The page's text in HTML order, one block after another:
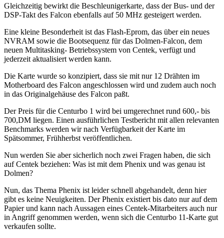
Gleichzeitig bewirkt die Beschleunigerkarte, dass der Bus- und der
DSP-Takt des Falcon ebenfalls auf 50 MHz gesteigert werden.
Eine kleine Besonderheit ist das Flash-Eprom, das über ein neues
NVRAM sowie die Bootsequenz für das Dolmen-Falcon, dem
neuen Multitasking- Betriebssystem von Centek, verfügt und
jederzeit aktualisiert werden kann.
Die Karte wurde so konzipiert, dass sie mit nur 12 Drähten im
Motherboard des Falcon angeschlossen wird und zudem auch noch
in das Originalgehäuse des Falcon paßt.
Der Preis für die Centurbo 1 wird bei umgerechnet rund 600,- bis
700,DM liegen. Einen ausführlichen Testbericht mit allen relevanten
Benchmarks werden wir nach Verfügbarkeit der Karte im
Spätsommer, Frühherbst veröffentlichen.
Nun werden Sie aber sicherlich noch zwei Fragen haben, die sich
auf Centek beziehen: Was ist mit dem Phenix und was genau ist
Dolmen?
Nun, das Thema Phenix ist leider schnell abgehandelt, denn hier
gibt es keine Neuigkeiten. Der Phenix existiert bis dato nur auf dem
Papier und kann nach Aussagen eines Centek-Mitarbeiters auch nur
in Angriff genommen werden, wenn sich die Centurbo 11-Karte gut
verkaufen sollte.